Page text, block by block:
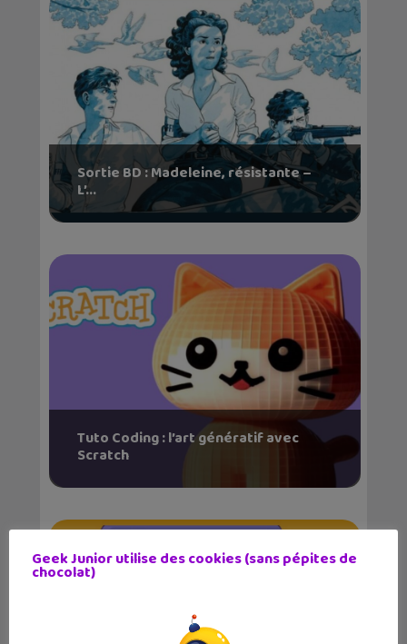
Sortie BD : Madeleine, résistante –
L’...
Tuto Coding : l’art génératif avec
Scratch
Geek Junior utilise des cookies (sans pépites de
chocolat)